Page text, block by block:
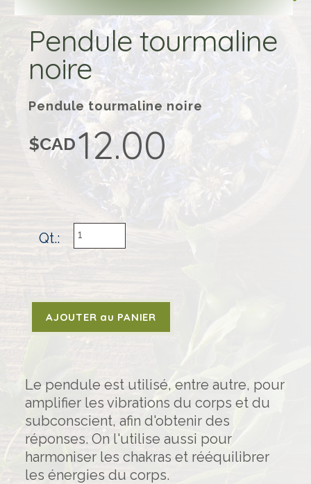
Pendule tourmaline
noire
Pendule tourmaline noire
$CAD12.00
Qt.:
Le pendule est utilisé, entre autre, pour
amplifier les vibrations du corps et du
subconscient, afin d'obtenir des
réponses. On l'utilise aussi pour
harmoniser les chakras et rééquilibrer
les énergies du corps.